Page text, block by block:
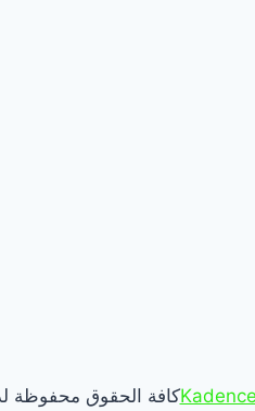
كافة الحقوق محفوظة